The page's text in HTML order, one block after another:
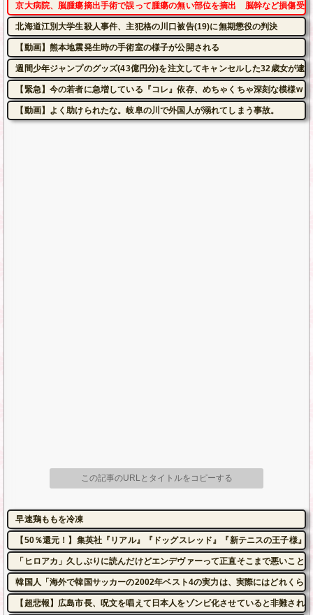
京大病院、脳腫瘍摘出手術で誤って腫瘍の無い部位を摘出 脳幹など損傷受
北海道江別大学生殺人事件、主犯格の川口被告(19)に無期懲役の判決
【動画】熊本地震発生時の手術室の様子が公開される
週間少年ジャンプのグッズ(43億円分)を注文してキャンセルした32歳女が逮捕
【緊急】今の若者に急増している『コレ』依存、めちゃくちゃ深刻な模様w
【動画】よく助けられたな。岐阜の川で外国人が溺れてしまう事故。
この記事のURLとタイトルをコピーする
早速鶏ももを冷凍
【50％還元！】集英社『リアル』『ドッグスレッド』『新テニスの王子様』
「ヒロアカ」久しぶりに読んだけどエンデヴァーって正直そこまで悪いこと
韓国人「海外で韓国サッカーの2002年ベスト4の実力は、実際にはどれくら
【超悲報】広島市長、呪文を唱えて日本人をゾンビ化させていると非難され